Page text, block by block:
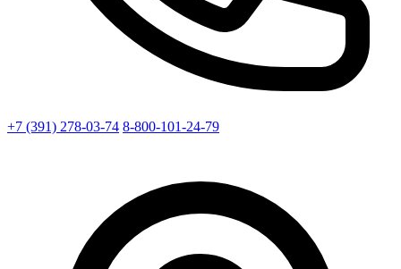
+7 (391) 278-03-74 8-800-101-24-79